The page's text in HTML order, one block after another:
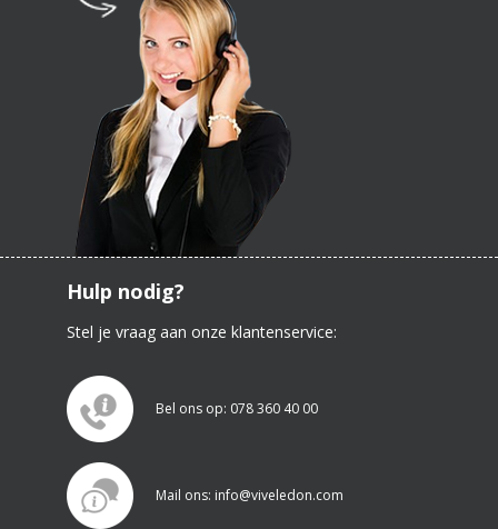
Hulp nodig?
Stel je vraag aan onze klantenservice:
Bel ons op: 078 360 40 00
Mail ons: info@viveledon.com